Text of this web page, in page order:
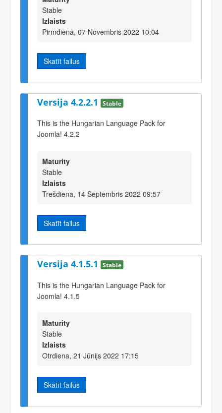
Stable
Izlaists
Pirmdiena, 07 Novembris 2022 10:04
Skatīt failus
Versija 4.2.2.1 Stable
This is the Hungarian Language Pack for
Joomla! 4.2.2
Maturity
Stable
Izlaists
Trešdiena, 14 Septembris 2022 09:57
Skatīt failus
Versija 4.1.5.1 Stable
This is the Hungarian Language Pack for
Joomla! 4.1.5
Maturity
Stable
Izlaists
Otrdiena, 21 Jūnijs 2022 17:15
Skatīt failus